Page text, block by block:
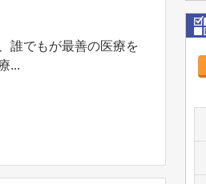
誰でもが最善の医療を
...